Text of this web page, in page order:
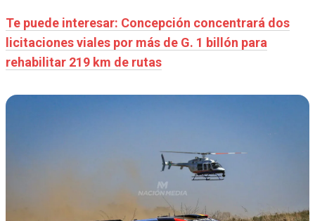
Te puede interesar: Concepción concentrará dos
licitaciones viales por más de G. 1 billón para
rehabilitar 219 km de rutas